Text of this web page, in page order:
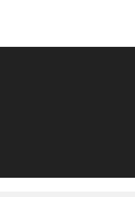
5일 총 10돈)